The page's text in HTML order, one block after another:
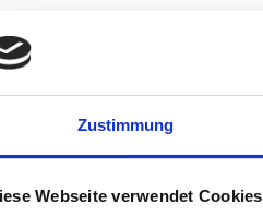
Zustimmung
Webseite verwendet Cookies